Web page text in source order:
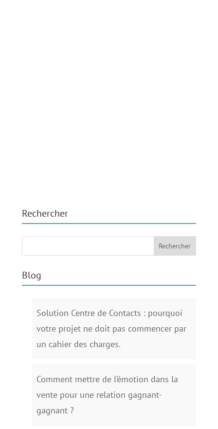
Rechercher
Blog
Solution Centre de Contacts : pourquoi
votre projet ne doit pas commencer par
un cahier des charges.
Comment mettre de l’émotion dans la
vente pour une relation gagnant-
gagnant ?